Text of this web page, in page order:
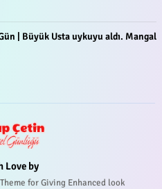
| Büyük Usta uykuyu aldı. Mangal
Love by
for Giving Enhanced look